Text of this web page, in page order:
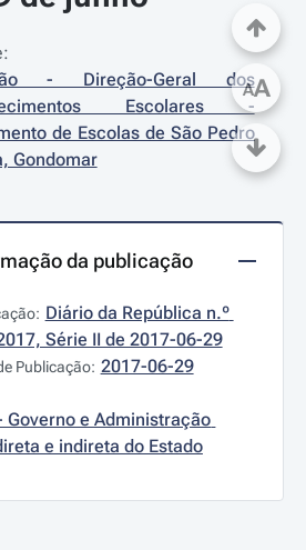
- Direção-Geral dos
Escolares -
de Escolas de São Pedro
Gondomar
da publicação
Diário da República n.º
Série II de 2017-06-29
Publicação: 2017-06-29
Governo e Administração
e indireta do Estado
AA